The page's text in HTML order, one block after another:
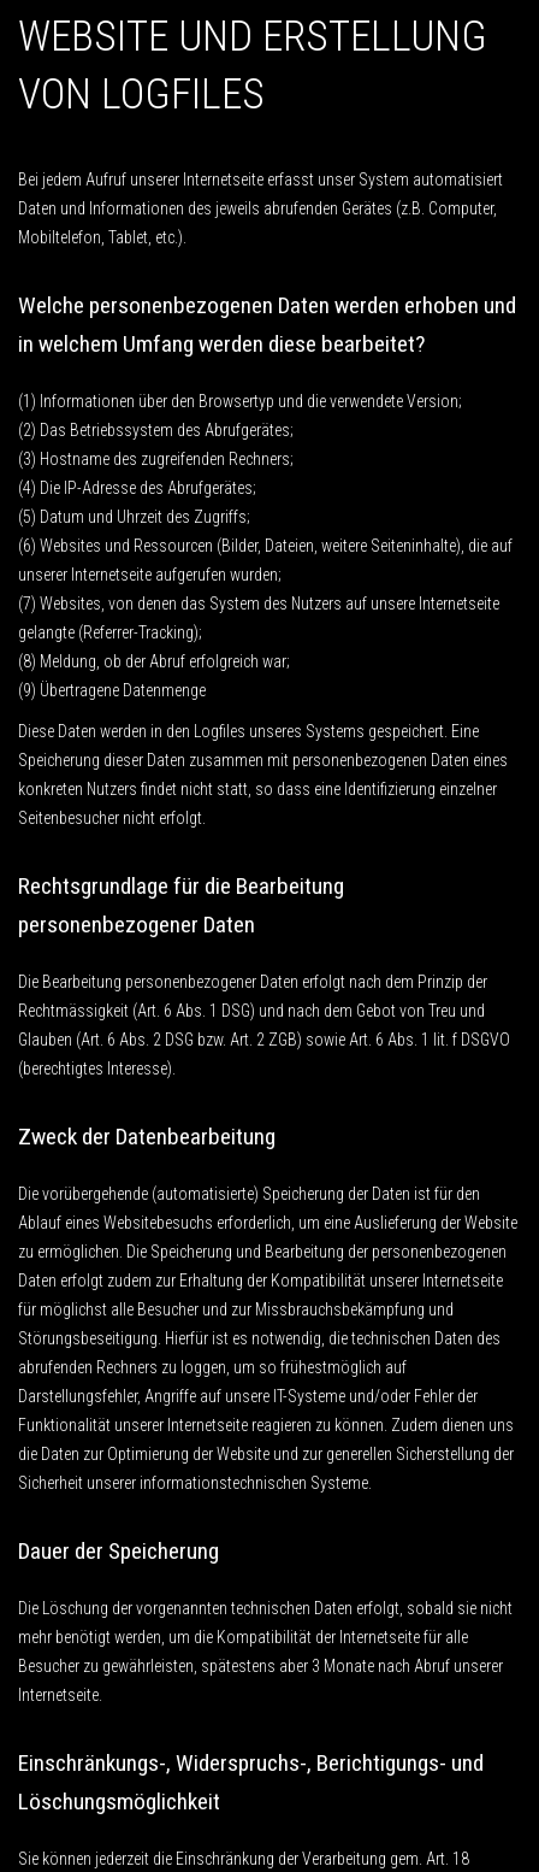
WEBSITE UND ERSTELLUNG
VON LOGFILES
Bei jedem Aufruf unserer Internetseite erfasst unser System automatisiert
Daten und Informationen des jeweils abrufenden Gerätes (z.B. Computer,
Mobiltelefon, Tablet, etc.).
Welche personenbezogenen Daten werden erhoben und
in welchem Umfang werden diese bearbeitet?
(1) Informationen über den Browsertyp und die verwendete Version;
(2) Das Betriebssystem des Abrufgerätes;
(3) Hostname des zugreifenden Rechners;
(4) Die IP-Adresse des Abrufgerätes;
(5) Datum und Uhrzeit des Zugriffs;
(6) Websites und Ressourcen (Bilder, Dateien, weitere Seiteninhalte), die auf
unserer Internetseite aufgerufen wurden;
(7) Websites, von denen das System des Nutzers auf unsere Internetseite
gelangte (Referrer-Tracking);
(8) Meldung, ob der Abruf erfolgreich war;
(9) Übertragene Datenmenge
Diese Daten werden in den Logfiles unseres Systems gespeichert. Eine
Speicherung dieser Daten zusammen mit personenbezogenen Daten eines
konkreten Nutzers findet nicht statt, so dass eine Identifizierung einzelner
Seitenbesucher nicht erfolgt.
Rechtsgrundlage für die Bearbeitung
personenbezogener Daten
Die Bearbeitung personenbezogener Daten erfolgt nach dem Prinzip der
Rechtmässigkeit (Art. 6 Abs. 1 DSG) und nach dem Gebot von Treu und
Glauben (Art. 6 Abs. 2 DSG bzw. Art. 2 ZGB) sowie Art. 6 Abs. 1 lit. f DSGVO
(berechtigtes Interesse).
Zweck der Datenbearbeitung
Die vorübergehende (automatisierte) Speicherung der Daten ist für den
Ablauf eines Websitebesuchs erforderlich, um eine Auslieferung der Website
zu ermöglichen. Die Speicherung und Bearbeitung der personenbezogenen
Daten erfolgt zudem zur Erhaltung der Kompatibilität unserer Internetseite
für möglichst alle Besucher und zur Missbrauchsbekämpfung und
Störungsbeseitigung. Hierfür ist es notwendig, die technischen Daten des
abrufenden Rechners zu loggen, um so frühestmöglich auf
Darstellungsfehler, Angriffe auf unsere IT-Systeme und/oder Fehler der
Funktionalität unserer Internetseite reagieren zu können. Zudem dienen uns
die Daten zur Optimierung der Website und zur generellen Sicherstellung der
Sicherheit unserer informationstechnischen Systeme.
Dauer der Speicherung
Die Löschung der vorgenannten technischen Daten erfolgt, sobald sie nicht
mehr benötigt werden, um die Kompatibilität der Internetseite für alle
Besucher zu gewährleisten, spätestens aber 3 Monate nach Abruf unserer
Internetseite.
Einschränkungs-, Widerspruchs-, Berichtigungs- und
Löschungsmöglichkeit
Sie können jederzeit die Einschränkung der Verarbeitung gem. Art. 18